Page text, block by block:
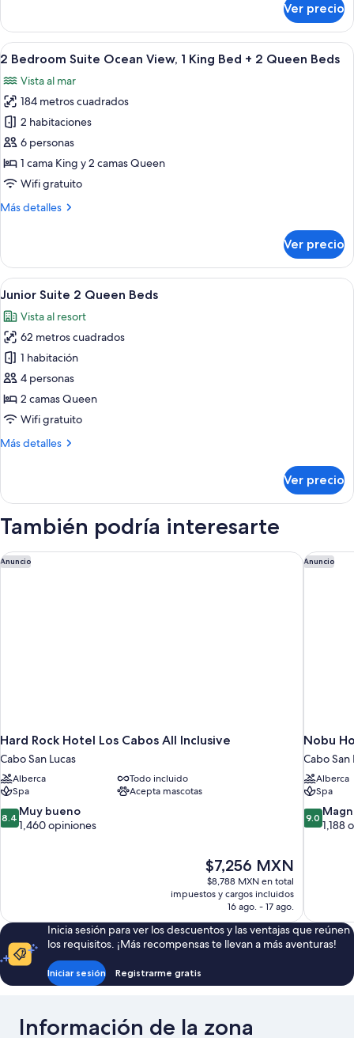
Beds
Bedroom
Suite
Ocean
2
King
Beds
Ver precio
Abrir
todas
las
fotos
de
2
Bedroom
Suite
View,
Bed
+
2
Queen
Beds
Un salón moderno con sofá, mesa
26
2 Bedroom Suite Ocean View, 1 King Bed + 2 Queen Beds
Vista al mar
184 metros cuadrados
2 habitaciones
6 personas
1 cama King y 2 camas Queen
Wifi gratuito
Más detalles
Más
Bedroom
Suite
Ocean
King
Bed
+
2
Queen
Beds
Ver precio
Abrir
todas
las
fotos
de
Junior
Suite
2
Queen
Beds
Ropa de cama de alta calidad y
8
Junior Suite 2 Queen Beds
Vista al resort
62 metros cuadrados
1 habitación
4 personas
2 camas Queen
Wifi gratuito
Más detalles
Más
Suite
Queen
Ver precio
También podría interesarte
Anuncio
Hard Rock Hotel Los Cabos All Inclusive
Cabo San Lucas
Alberca
Todo incluido
Spa
Acepta mascotas
8.4
de
8.4 Muy bueno
1,460 opiniones
El
precio
actual
de
$7,256 MXN
$7,256 MXN
$8,788 MXN en total
impuestos y cargos incluidos
16 ago. - 17 ago.
Hard Rock Hotel Los Cabos All Inclusive Anuncio
Nobu
Cabo San
Alberca
Spa
9.0
de
9.0
1,188
Nobu
Inicia sesión para ver los descuentos y las ventajas que reúnen
los requisitos. ¡Más recompensas te llevan a más aventuras!
Iniciar sesión Registrarme gratis
Información de la zona